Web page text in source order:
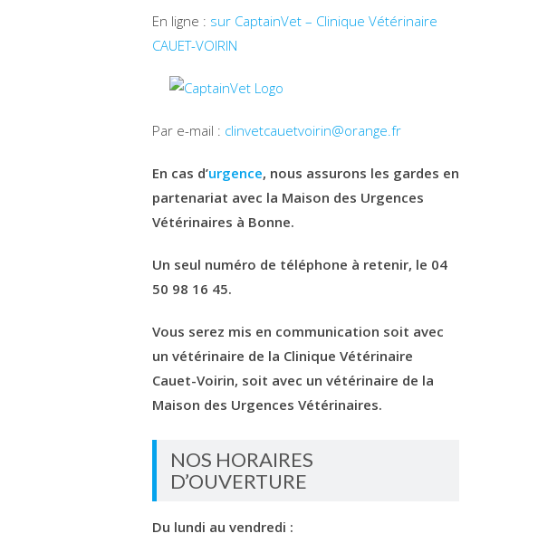
En ligne : sur CaptainVet – Clinique Vétérinaire
CAUET-VOIRIN
Par e-mail : clinvetcauetvoirin@orange.fr
En cas d’urgence, nous assurons les gardes en
partenariat avec la Maison des Urgences
Vétérinaires à Bonne.
Un seul numéro de téléphone à retenir, le 04
50 98 16 45.
Vous serez mis en communication soit avec
un vétérinaire de la Clinique Vétérinaire
Cauet-Voirin, soit avec un vétérinaire de la
Maison des Urgences Vétérinaires.
NOS HORAIRES
D’OUVERTURE
Du lundi au vendredi :